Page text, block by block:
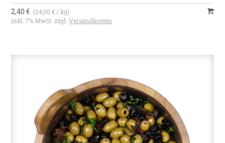
2,40 € (24,00 € / kg)
inkl. 7% MwSt. zzgl.Versandkosten